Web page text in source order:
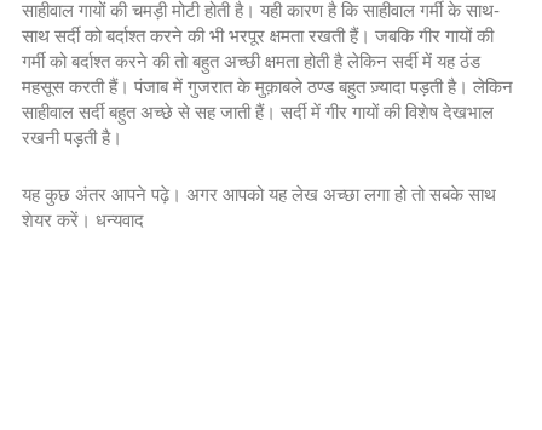
साहीवाल गायों की चमड़ी मोटी होती है। यही कारण है कि साहीवाल गर्मी के साथ-
साथ सर्दी को बर्दाश्त करने की भी भरपूर क्षमता रखती हैं। जबकि गीर गायों की
गर्मी को बर्दाश्त करने की तो बहुत अच्छी क्षमता होती है लेकिन सर्दी में यह ठंड
महसूस करती हैं। पंजाब में गुजरात के मुक़ाबले ठण्ड बहुत ज़्यादा पड़ती है। लेकिन
साहीवाल सर्दी बहुत अच्छे से सह जाती हैं। सर्दी में गीर गायों की विशेष देखभाल
रखनी पड़ती है।
यह कुछ अंतर आपने पढ़े। अगर आपको यह लेख अच्छा लगा हो तो सबके साथ
शेयर करें। धन्यवाद